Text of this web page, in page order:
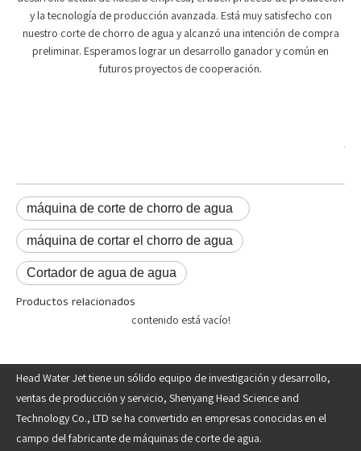
y la tecnología de producción avanzada. Está muy satisfecho con
nuestro corte de chorro de agua y alcanzó una intención de compra
preliminar. Esperamos lograr un desarrollo ganador y común en
futuros proyectos de cooperación.
máquina de corte de chorro de agua
máquina de cortar el chorro de agua
Cortador de agua de agua
Productos relacionados
contenido está vacío!
Head Water Jet tiene un sólido equipo de investigación y desarrollo,
ventas de producción y servicio, Shenyang Head Science and
Technology Co., LTD se ha convertido en empresas conocidas en el
campo del fabricante de máquinas de corte de agua.